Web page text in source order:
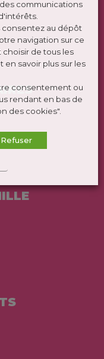
communications
consentez au dépôt
navigation sur ce
choisir de tous les
en savoir plus sur les
consentement ou
rendant en bas de
des cookies".
Refuser